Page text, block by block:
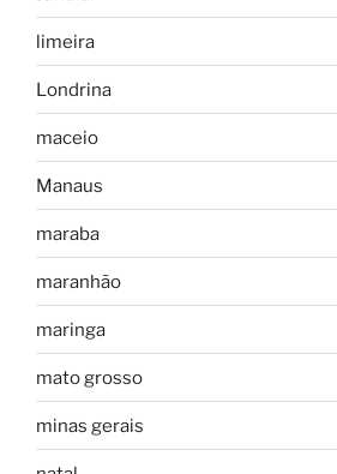
limeira
Londrina
maceio
Manaus
maraba
maranhão
maringa
mato grosso
minas gerais